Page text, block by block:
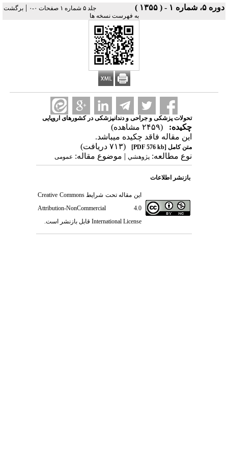
دوره ۵، شماره ۱ - ( ۱۳۵۵ ) جلد ۵ شماره ۱ صفحات ۰-۰ | برگشت
به فهرست نسخه ها
تحولات پزشکی و جراحی و دندانپزشکی در کشورهای اروپایی
چکیده:
(۲۴۵۹ مشاهده)
این مقاله فاقد چکیده می​باشد.
متن کامل[PDF 576 kb]
(۷۱۳ دریافت)
نوع مطالعه: پژوهشي| موضوع مقاله: عمومى
بازنشر اطلاعات
این مقاله تحت شرایطCreative Commons
Attribution-NonCommercial 4.0
International License قابل بازنشر است.